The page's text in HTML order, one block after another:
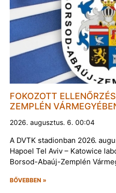
FOKOZOTT
ZEMPLÉN
2026. augusztus. 6. 00:04
A DVTK stadionban 2026.
Hapoel Tel Aviv – Katowice
Borsod-Abaúj-Zemplén
BŐVEBBEN »